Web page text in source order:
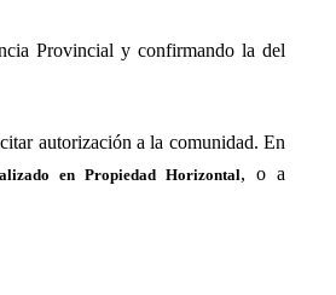
Provincial y confirmando la del
autorización a la comunidad. En
en Propiedad Horizontal, o a